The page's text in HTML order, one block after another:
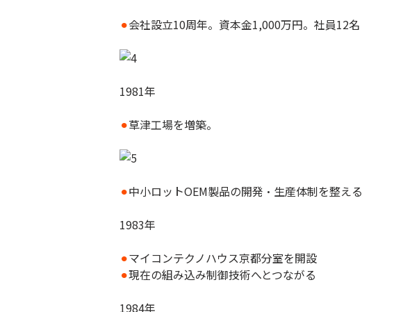
⚫︎会社設立10周年。資本金1,000万円。社員12名
1981年
⚫︎草津工場を増築。
⚫︎中小ロットOEM製品の開発・生産体制を整える
1983年
⚫︎マイコンテクノハウス京都分室を開設
⚫︎現在の組み込み制御技術へとつながる
1984年